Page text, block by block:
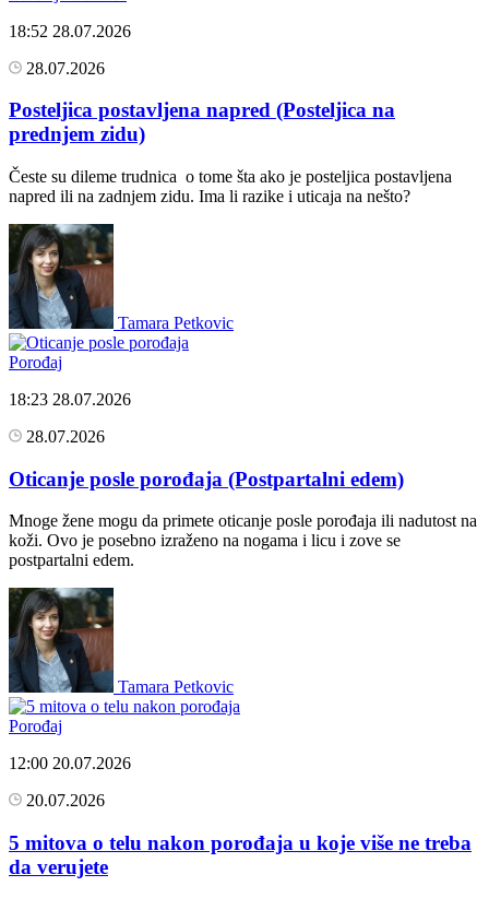
18:52 28.07.2026
28.07.2026
Posteljica postavljena napred (Posteljica na
prednjem zidu)
Česte su dileme trudnica o tome šta ako je posteljica postavljena
napred ili na zadnjem zidu. Ima li razike i uticaja na nešto?
Tamara Petkovic
Porođaj
18:23 28.07.2026
28.07.2026
Oticanje posle porođaja (Postpartalni edem)
Mnoge žene mogu da primete oticanje posle porođaja ili nadutost na
koži. Ovo je posebno izraženo na nogama i licu i zove se
postpartalni edem.
Tamara Petkovic
Porođaj
12:00 20.07.2026
20.07.2026
5 mitova o telu nakon porođaja u koje više ne treba
da verujete